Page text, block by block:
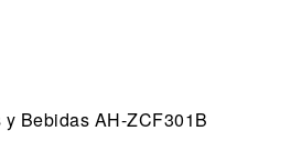
Bebidas AH-ZCF301B